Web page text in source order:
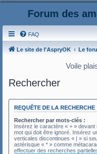
Forum des
FAQ
Le site de l'AspryOK Le
Voile
Rechercher
REQUÊTE DE LA RECHERCHE
Rechercher par mots-clés :
Insérez le caractère « + »
mot qui doit être ignoré. Insérez
verticales discontinues « | » si
astérisque « * » comme
effectuer des recherches